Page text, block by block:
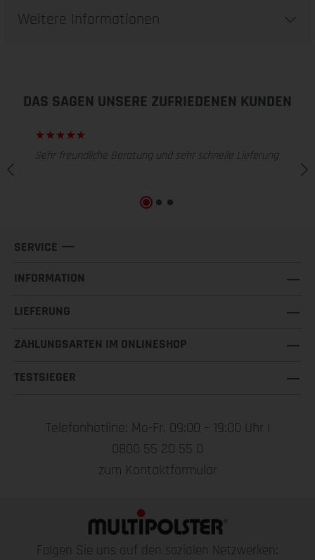
Weitere Informationen
DAS SAGEN UNSERE ZUFRIEDENEN KUNDEN
Sehr freundliche Beratung und sehr schnelle Lieferung
SERVICE
INFORMATION
LIEFERUNG
ZAHLUNGSARTEN IM ONLINESHOP
TESTSIEGER
Telefonhotline: Mo-Fr, 09:00 – 19:00 Uhr |
0800 55 20 55 0
zum Kontaktformular
Folgen Sie uns auf den sozialen Netzwerken: